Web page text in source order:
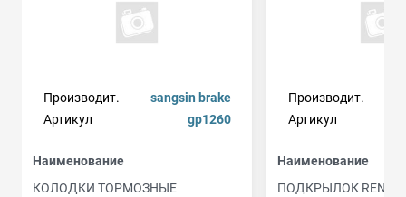
Производит.
sangsin brake
Артикул
gp1260
Наименование
КОЛОДКИ ТОРМОЗНЫЕ
Производит.
Артикул
Наименование
ПОДКРЫЛОК